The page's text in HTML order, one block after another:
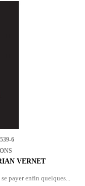
6
VERNET
payer enfin quelques...